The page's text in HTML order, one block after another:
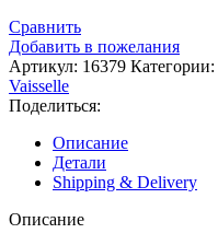
Сравнить
Добавить в пожелания
Артикул: 16379 Категории:
Vaisselle
Поделиться:
Описание
Детали
Shipping & Delivery
Описание